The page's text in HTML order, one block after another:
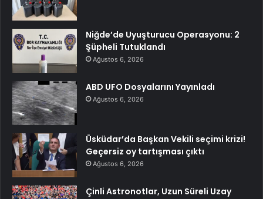
Niğde’de Uyuşturucu Operasyonu: 2
Şüpheli Tutuklandı
Ağustos 6, 2026
ABD UFO Dosyalarını Yayınladı
Ağustos 6, 2026
Üsküdar’da Başkan Vekili seçimi krizi!
Geçersiz oy tartışması çıktı
Ağustos 6, 2026
Çinli Astronotlar, Uzun Süreli Uzay